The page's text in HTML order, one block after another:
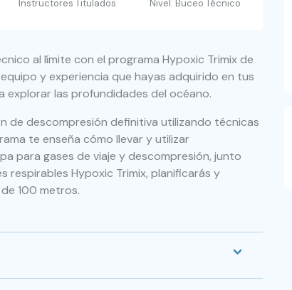
Instructores Titulados Nivel: Buceo Técnico
al límite con el programa Hypoxic Trimix de
y experiencia que hayas adquirido en tus
las profundidades del océano.
de descompresión definitiva utilizando técnicas
te enseña cómo llevar y utilizar
para gases de viaje y descompresión, junto
respirables Hypoxic Trimix, planificarás y
100 metros.